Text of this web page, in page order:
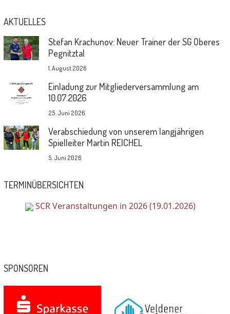
AKTUELLES
Stefan Krachunov: Neuer Trainer der SG Oberes
Pegnitztal
1. August 2026
Einladung zur Mitgliederversammlung am
10.07.2026
25. Juni 2026
Verabschiedung von unserem langjährigen
Spielleiter Martin REICHEL
5. Juni 2026
TERMINÜBERSICHTEN
SCR Veranstaltungen in 2026 (19.01.2026)
SPONSOREN